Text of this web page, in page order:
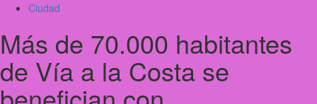
Ciudad
Más de 70.000 habitantes
de Vía a la Costa se